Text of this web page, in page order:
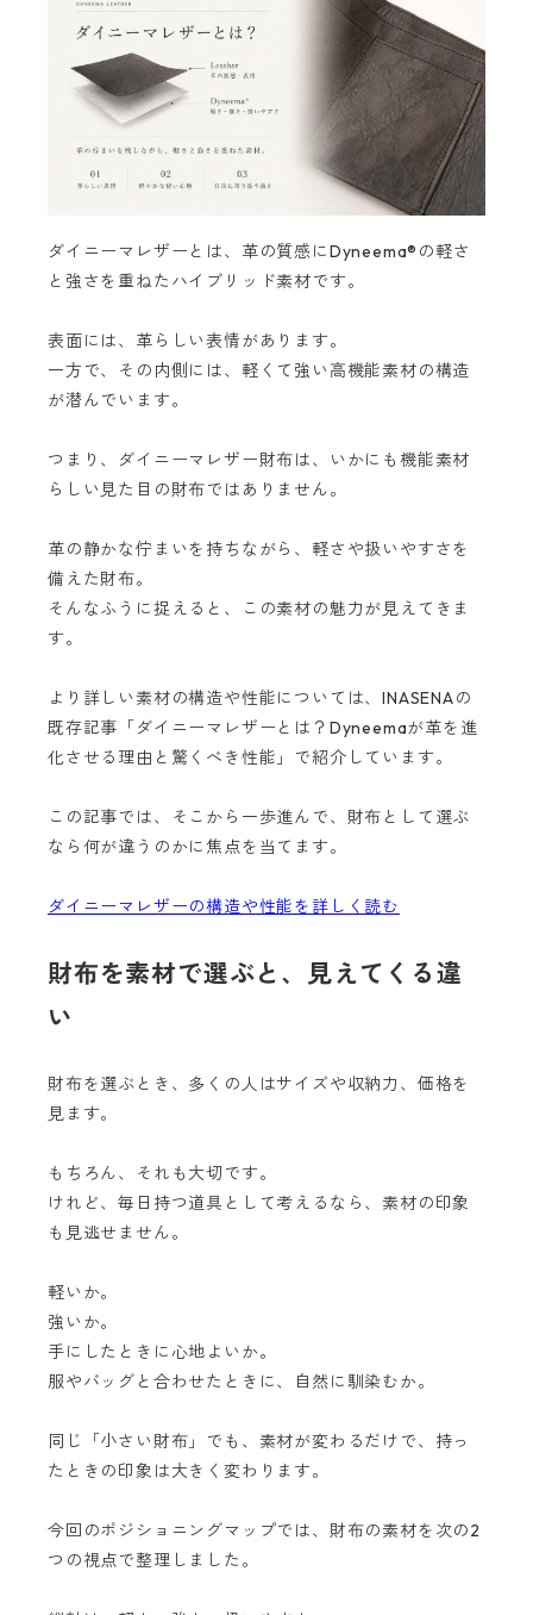
ダイニーマレザーとは、革の質感にDyneema®の軽さ
と強さを重ねたハイブリッド素材です。
表面には、革らしい表情があります。
一方で、その内側には、軽くて強い高機能素材の構造
が潜んでいます。
つまり、ダイニーマレザー財布は、いかにも機能素材
らしい見た目の財布ではありません。
革の静かな佇まいを持ちながら、軽さや扱いやすさを
備えた財布。
そんなふうに捉えると、この素材の魅力が見えてきま
す。
より詳しい素材の構造や性能については、INASENAの
既存記事「ダイニーマレザーとは？Dyneemaが革を進
化させる理由と驚くべき性能」で紹介しています。
この記事では、そこから一歩進んで、財布として選ぶ
なら何が違うのかに焦点を当てます。
ダイニーマレザーの構造や性能を詳しく読む
財布を素材で選ぶと、見えてくる違
い
財布を選ぶとき、多くの人はサイズや収納力、価格を
見ます。
もちろん、それも大切です。
けれど、毎日持つ道具として考えるなら、素材の印象
も見逃せません。
軽いか。
強いか。
手にしたときに心地よいか。
服やバッグと合わせたときに、自然に馴染むか。
同じ「小さい財布」でも、素材が変わるだけで、持っ
たときの印象は大きく変わります。
今回のポジショニングマップでは、財布の素材を次の2
つの視点で整理しました。